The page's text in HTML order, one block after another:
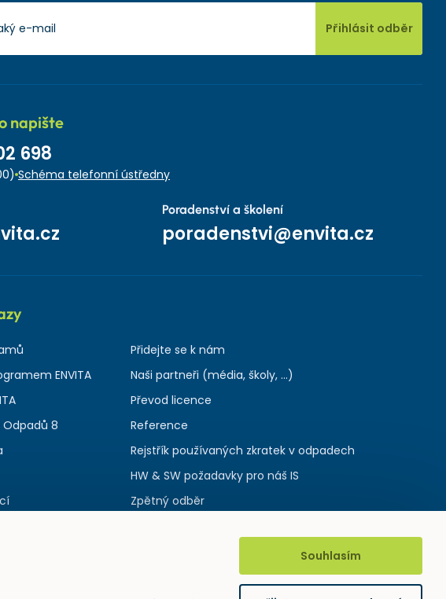
Přihlásit odběr
napište
698
Schéma telefonní ústředny
Poradenství a školení
poradenstvi@envita.cz
ENVITA
Odpadů 8
Přidejte se k nám
Naši partneři (média, školy, ...)
Převod licence
Reference
Rejstřík používaných zkratek v odpadech
HW & SW požadavky pro náš IS
Zpětný odběr
Souhlasím